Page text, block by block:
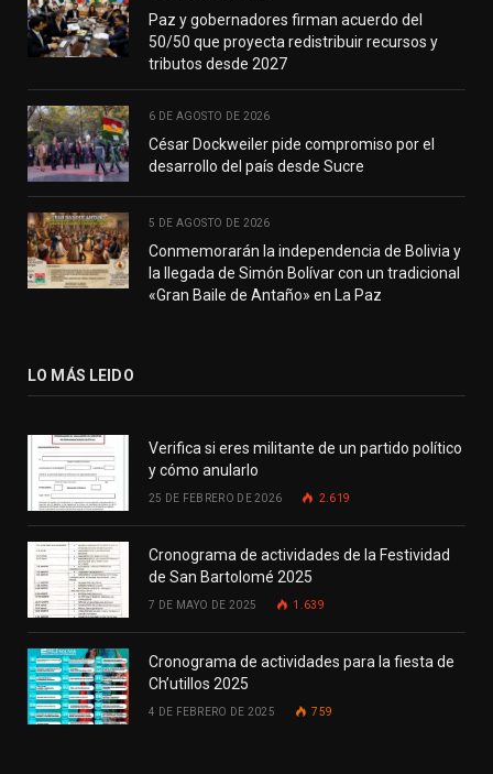
Paz y gobernadores firman acuerdo del
50/50 que proyecta redistribuir recursos y
tributos desde 2027
6 DE AGOSTO DE 2026
César Dockweiler pide compromiso por el
desarrollo del país desde Sucre
5 DE AGOSTO DE 2026
Conmemorarán la independencia de Bolivia y
la llegada de Simón Bolívar con un tradicional
«Gran Baile de Antaño» en La Paz
LO MÁS LEIDO
Verifica si eres militante de un partido político
y cómo anularlo
25 DE FEBRERO DE 2026 2.619
Cronograma de actividades de la Festividad
de San Bartolomé 2025
7 DE MAYO DE 2025 1.639
Cronograma de actividades para la fiesta de
Ch’utillos 2025
4 DE FEBRERO DE 2025 759